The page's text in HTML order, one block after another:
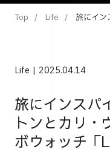
Top Life 旅にイン
Life 2025.04.14
旅にインスパ
トンとカリ・
ボウォッチ「